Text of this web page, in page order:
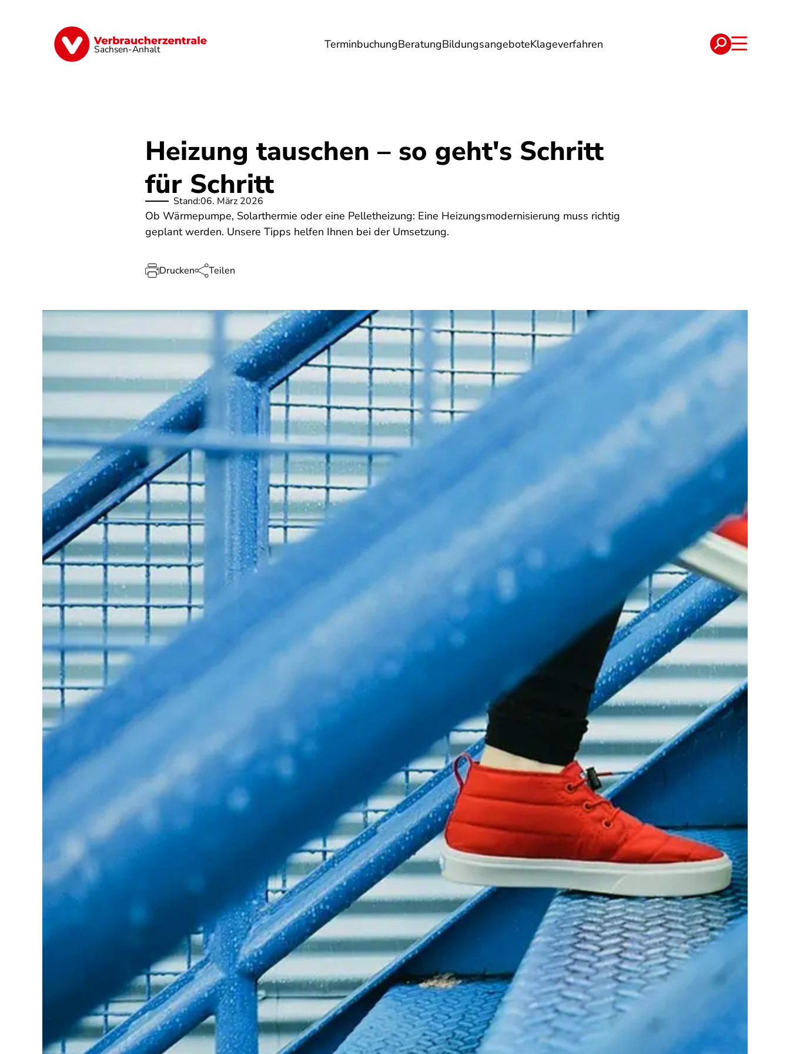
Sachsen-Anhalt TerminbuchungBeratungBildungsangeboteKlageverfahren
Finanzen Digitales Lebensmittel Gesundheit Energie Reise Verträge
Heizung tauschen – so geht's Schritt
für Schritt
Stand:06. März 2026
Ob Wärmepumpe, Solarthermie oder eine Pelletheizung: Eine Heizungsmodernisierung muss richtig
geplant werden. Unsere Tipps helfen Ihnen bei der Umsetzung.
Drucken Teilen